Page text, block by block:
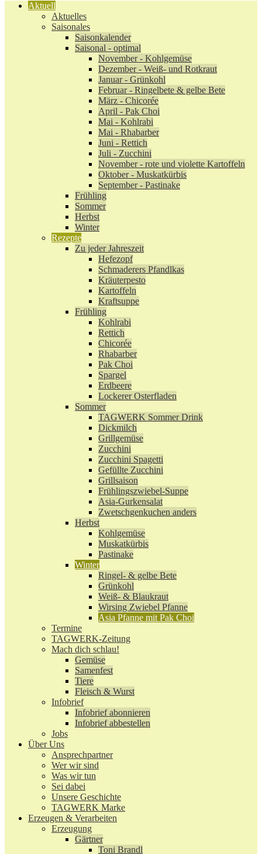
Aktuell
Aktuelles
Saisonales
Saisonkalender
Saisonal - optimal
November - Kohlgemüse
Dezember - Weiß- und Rotkraut
Januar - Grünkohl
Februar - Ringelbete & gelbe Bete
März - Chicorée
April - Pak Choi
Mai - Kohlrabi
Mai - Rhabarber
Juni - Rettich
Juli - Zucchini
November - rote und violette Kartoffeln
Oktober - Muskatkürbis
September - Pastinake
Frühling
Sommer
Herbst
Winter
Rezepte
Zu jeder Jahreszeit
Hefezopf
Schmaderers Pfandlkas
Kräuterpesto
Kartoffeln
Kraftsuppe
Frühling
Kohlrabi
Rettich
Chicorée
Rhabarber
Pak Choi
Spargel
Erdbeere
Lockerer Osterfladen
Sommer
TAGWERK Sommer Drink
Dickmilch
Grillgemüse
Zucchini
Zucchini Spagetti
Gefüllte Zucchini
Grillsaison
Frühlingszwiebel-Suppe
Asia-Gurkensalat
Zwetschgenkuchen anders
Herbst
Kohlgemüse
Muskatkürbis
Pastinake
Winter
Ringel- & gelbe Bete
Grünkohl
Weiß- & Blaukraut
Wirsing Zwiebel Pfanne
Asia Pfanne mit Pak Choi
Termine
TAGWERK-Zeitung
Mach dich schlau!
Gemüse
Samenfest
Tiere
Fleisch & Wurst
Infobrief
Infobrief abonnieren
Infobrief abbestellen
Jobs
Über Uns
Ansprechpartner
Wer wir sind
Was wir tun
Sei dabei
Unsere Geschichte
TAGWERK Marke
Erzeugen & Verarbeiten
Erzeugung
Gärtner
Toni Brandl